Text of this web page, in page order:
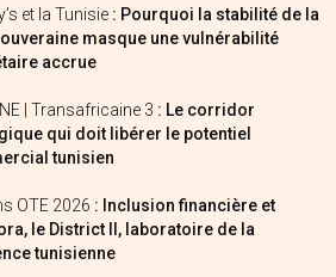
et la Tunisie : Pourquoi la stabilité de la
masque une vulnérabilité
accrue
| Transafricaine 3 : Le corridor
qui doit libérer le potentiel
tunisien
OTE 2026 : Inclusion financière et
le District II, laboratoire de la
tunisienne